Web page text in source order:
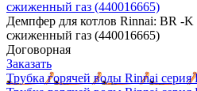
сжиженный газ (440016665)
Демпфер для котлов Rinnai: BR -
сжиженный газ (440016665)
Договорная
Заказать
Трубка горячей воды Rinnai